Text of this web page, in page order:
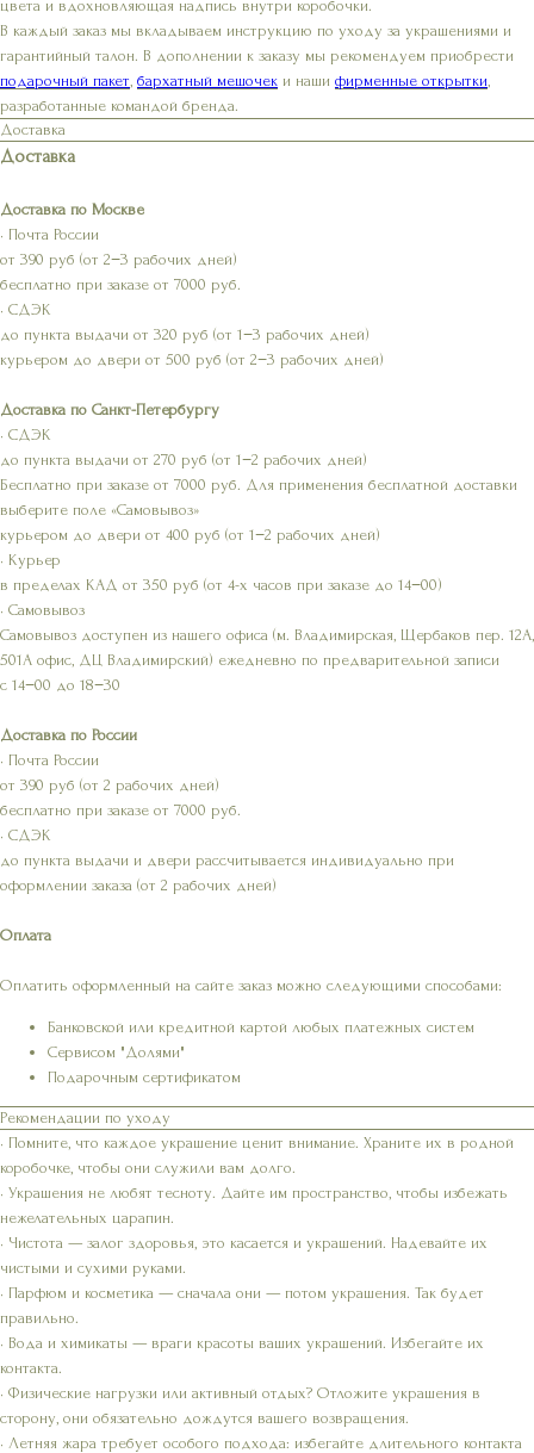
цвета и вдохновляющая надпись внутри коробочки.
В каждый заказ мы вкладываем инструкцию по уходу за украшениями и
гарантийный талон. В дополнении к заказу мы рекомендуем приобрести
подарочный пакет бархатный мешочек и наши фирменные открытки
разработанные командой бренда.
Доставка
Доставка
Доставка по Москве
• Почта России
от 390 руб (от 2−3 рабочих дней)
бесплатно при заказе от 7000 руб.
• СДЭК
до пункта выдачи от 320 руб (от 1−3 рабочих дней)
курьером до двери от 500 руб (от 2−3 рабочих дней)
Доставка по Санкт-Петербургу
• СДЭК
до пункта выдачи от 270 руб (от 1−2 рабочих дней)
Бесплатно при заказе от 7000 руб. Для применения бесплатной доставки
выберите поле «Самовывоз»
курьером до двери от 400 руб (от 1−2 рабочих дней)
• Курьер
в пределах КАД от 350 руб (от 4-х часов при заказе до 14−00)
• Самовывоз
Самовывоз доступен из нашего офиса (м. Владимирская, Щербаков пер. 12А,
501А офис, ДЦ Владимирский) ежедневно по предварительной записи
с 14−00 до 18−30
Доставка по России
• Почта России
от 390 руб (от 2 рабочих дней)
бесплатно при заказе от 7000 руб.
• СДЭК
до пункта выдачи и двери рассчитывается индивидуально при
оформлении заказа (от 2 рабочих дней)
Оплата
Оплатить оформленный на сайте заказ можно следующими способами:
Банковской или кредитной картой любых платежных систем
Сервисом "Долями"
Подарочным сертификатом
Рекомендации по уходу
• Помните, что каждое украшение ценит внимание. Храните их в родной
коробочке, чтобы они служили вам долго.
• Украшения не любят тесноту. Дайте им пространство, чтобы избежать
нежелательных царапин.
• Чистота — залог здоровья, это касается и украшений. Надевайте их
чистыми и сухими руками.
• Парфюм и косметика — сначала они — потом украшения. Так будет
правильно.
• Вода и химикаты — враги красоты ваших украшений. Избегайте их
контакта.
• Физические нагрузки или активный отдых? Отложите украшения в
сторону, они обязательно дождутся вашего возвращения.
• Летняя жара требует особого подхода: избегайте длительного контакта